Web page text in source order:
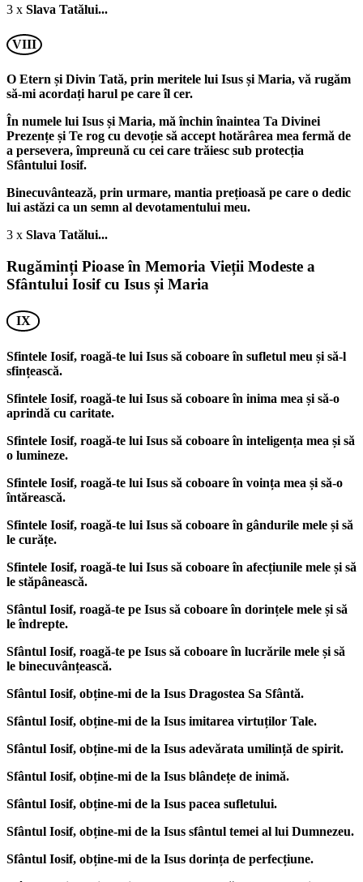
3 x Slava Tatălui...
VIII
O Etern și Divin Tată, prin meritele lui Isus și Maria, vă rugăm
să-mi acordați harul pe care îl cer.
În numele lui Isus și Maria, mă închin înaintea Ta Divinei
Prezențe și Te rog cu devoție să accept hotărârea mea fermă de
a persevera, împreună cu cei care trăiesc sub protecția
Sfântului Iosif.
Binecuvântează, prin urmare, mantia prețioasă pe care o dedic
lui astăzi ca un semn al devotamentului meu.
3 x Slava Tatălui...
Rugăminți Pioase în Memoria Vieții Modeste a
Sfântului Iosif cu Isus și Maria
IX
Sfintele Iosif, roagă-te lui Isus să coboare în sufletul meu și să-l
sfințească.
Sfintele Iosif, roagă-te lui Isus să coboare în inima mea și să-o
aprindă cu caritate.
Sfintele Iosif, roagă-te lui Isus să coboare în inteligența mea și să
o lumineze.
Sfintele Iosif, roagă-te lui Isus să coboare în voința mea și să-o
întărească.
Sfintele Iosif, roagă-te lui Isus să coboare în gândurile mele și să
le curățe.
Sfintele Iosif, roagă-te lui Isus să coboare în afecțiunile mele și să
le stăpânească.
Sfântul Iosif, roagă-te pe Isus să coboare în dorințele mele și să
le îndrepte.
Sfântul Iosif, roagă-te pe Isus să coboare în lucrările mele și să
le binecuvânțească.
Sfântul Iosif, obține-mi de la Isus Dragostea Sa Sfântă.
Sfântul Iosif, obține-mi de la Isus imitarea virtuților Tale.
Sfântul Iosif, obține-mi de la Isus adevărata umilință de spirit.
Sfântul Iosif, obține-mi de la Isus blândețe de inimă.
Sfântul Iosif, obține-mi de la Isus pacea sufletului.
Sfântul Iosif, obține-mi de la Isus sfântul temei al lui Dumnezeu.
Sfântul Iosif, obține-mi de la Isus dorința de perfecțiune.